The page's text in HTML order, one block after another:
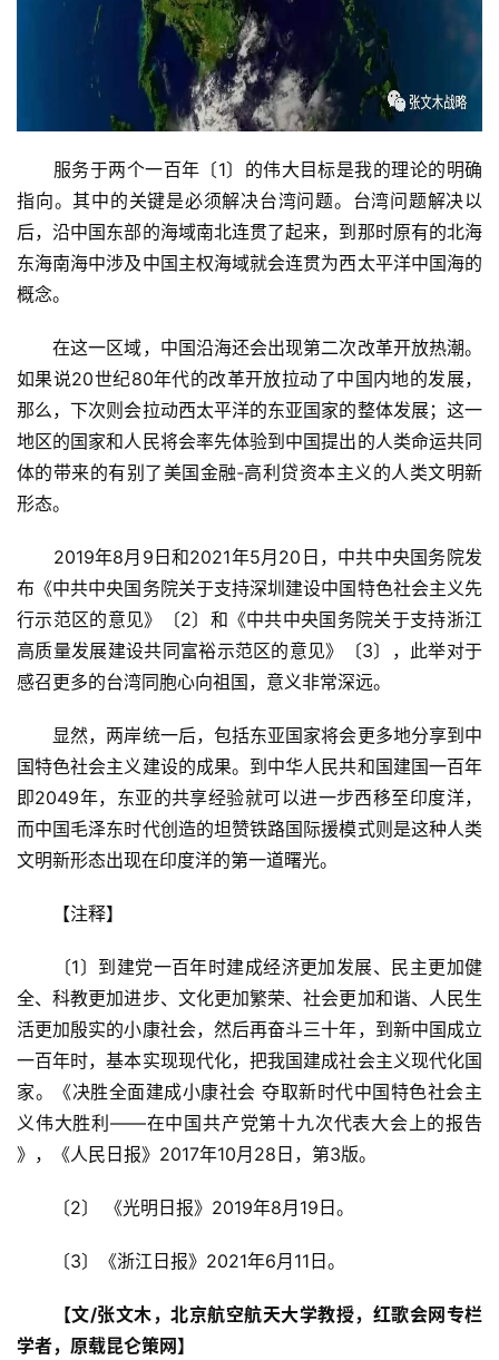
文
章
分
类
专
服务于两个一百年〔1〕的伟大目标是我的理论的明确
指向。其中的关键是必须解决台湾问题。台湾问题解决以
后，沿中国东部的海域南北连贯了起来，到那时原有的北海
东海南海中涉及中国主权海域就会连贯为西太平洋中国海的
概念。
在这一区域，中国沿海还会出现第二次改革开放热潮。
如果说20世纪80年代的改革开放拉动了中国内地的发展，
那么，下次则会拉动西太平洋的东亚国家的整体发展；这一
地区的国家和人民将会率先体验到中国提出的人类命运共同
体的带来的有别了美国金融‐高利贷资本主义的人类文明新
形态。
2019年8月9日和2021年5月20日，中共中央国务院发
布《中共中央国务院关于支持深圳建设中国特色社会主义先
行示范区的意见》〔2〕和《中共中央国务院关于支持浙江
高质量发展建设共同富裕示范区的意见》〔3〕，此举对于
感召更多的台湾同胞心向祖国，意义非常深远。
显然，两岸统一后，包括东亚国家将会更多地分享到中
国特色社会主义建设的成果。到中华人民共和国建国一百年
即2049年，东亚的共享经验就可以进一步西移至印度洋，
而中国毛泽东时代创造的坦赞铁路国际援模式则是这种人类
文明新形态出现在印度洋的第一道曙光。
【注释】
〔1〕到建党一百年时建成经济更加发展、民主更加健
全、科教更加进步、文化更加繁荣、社会更加和谐、人民生
活更加殷实的小康社会，然后再奋斗三十年，到新中国成立
一百年时，基本实现现代化，把我国建成社会主义现代化国
家。《决胜全面建成小康社会 夺取新时代中国特色社会主
义伟大胜利——在中国共产党第十九次代表大会上的报告
》，《人民日报》2017年10月28日，第3版。
〔2〕 《光明日报》2019年8月19日。
〔3〕《浙江日报》2021年6月11日。
【文/张文木，北京航空航天大学教授，红歌会网专栏
学者，原载昆仑策网】